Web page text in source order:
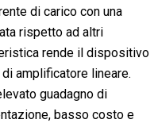
di carico con una
rispetto ad altri
rende il dispositivo
amplificatore lineare.
guadagno di
basso costo e